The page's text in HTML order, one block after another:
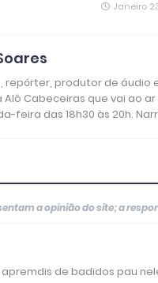
Janeiro
repórter, produtor de
Cabeceiras que vai ao
feira das 18h30 às 20h.
a opinião do site; a
de badidos pau